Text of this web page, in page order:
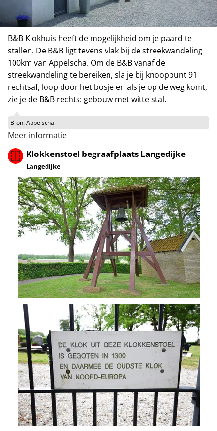
B&B Klokhuis heeft de mogelijkheid om je paard te
stallen. De B&B ligt tevens vlak bij de streekwandeling
100km van Appelscha. Om de B&B vanaf de
streekwandeling te bereiken, sla je bij knooppunt 91
rechtsaf, loop door het bosje en als je op de weg komt,
zie je de B&B rechts: gebouw met witte stal.
Bron:Appelscha
Meer informatie
Klokkenstoel begraafplaats Langedijke
Langedijke